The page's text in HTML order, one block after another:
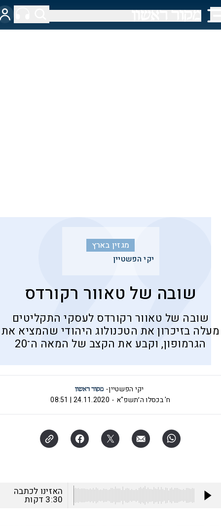
מגזין בארץ
יקי הפשטיין
שובה של טאוור רקורדס
שובה של טאוור רקורדס לעסקי התקליטים
מעלה בזיכרון את הטכנולוג היהודי שהמציא את
הגרמופון, וקבע את הקצב של המאה ה־20
יקי הפשטיין
ח' בכסלו ה׳תשפ"א
24.11.2020 | 08:51
האזינו לכתבה
3:30 דקות